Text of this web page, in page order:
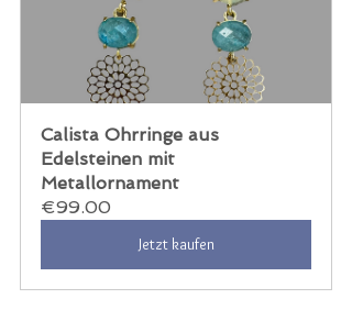
Calista Ohrringe aus
Edelsteinen mit
Metallornament
€99.00
Jetzt kaufen